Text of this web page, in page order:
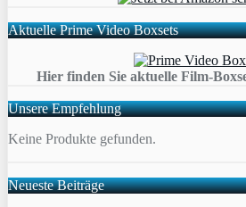
Aktuelle Prime Video Boxsets
Hier finden Sie aktuelle Film-
Unsere Empfehlung
Keine Produkte gefunden.
Neueste Beiträge